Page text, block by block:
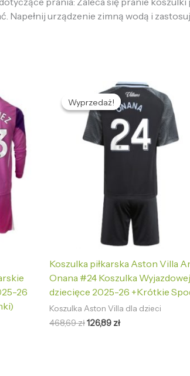
Napełnij urządzenie zimną wodą i
26
Wyprzedaż!
Wyprzedaż!
Koszulka piłkarska Aston Villa
Onana #24 Koszulka Wyjazdowej
dziecięce 2025-26 +Krótkie
Koszulka Aston Villa dla dzieci
468,69zł
Pierwotna
cena
wynosiła:
468,69 zł.
126,89 zł
Aktualna
cena
wynosi:
126,89 zł.